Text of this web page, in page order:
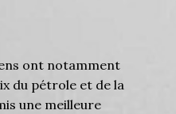
ont notamment
du pétrole et de la
une meilleure